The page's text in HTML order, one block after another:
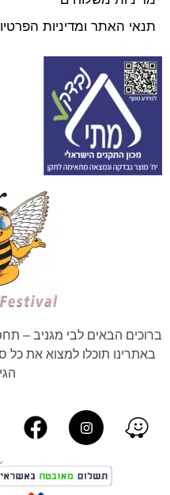
תנאי האתר ומדיניות
ברוכים הבאים לבי מגניב –
באתרינו תוכלו למצוא את כל